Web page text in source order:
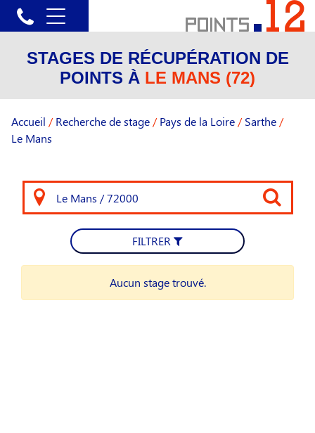
STAGES DE RÉCUPÉRATION DE
POINTS À LE MANS (72)
Accueil / Recherche de stage / Pays de la Loire / Sarthe /
Le Mans
FILTRER
Aucun stage trouvé.